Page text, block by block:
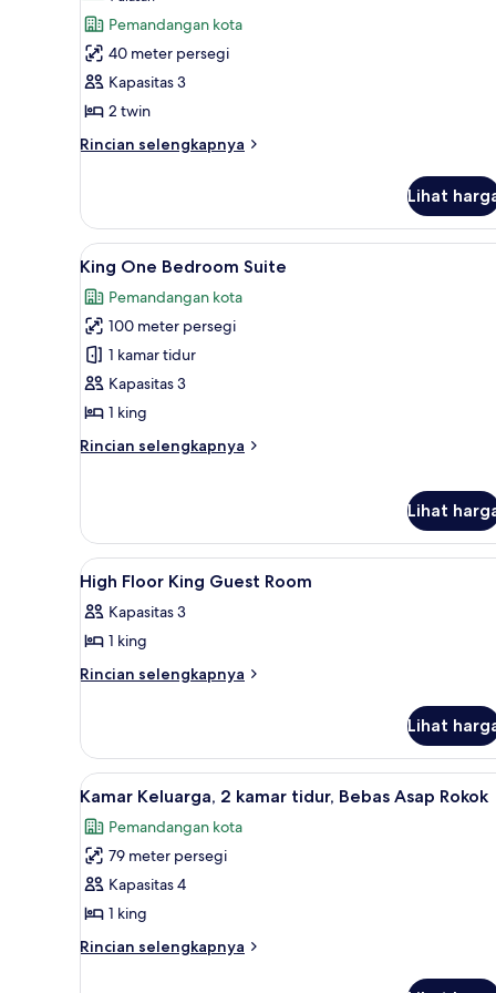
untuk
Twin
Guest
Room
High
Floor
ulasan)
Pemandangan kota
40 meter persegi
Kapasitas 3
2 twin
Rincian selengkapnya
Rincian
Twin
Guest
Room
High
Floor
Lihat
Lihat
semua
foto
untuk
King
One
Bedroom
Seprai premium, minibar,
9
King One Bedroom Suite
Pemandangan kota
100 meter persegi
1 kamar tidur
Kapasitas 3
1 king
Rincian selengkapnya
Rincian
One
Bedroom
Suite
Lihat
Lihat
semua
foto
untuk
High
Guest
Room
Seprai premium, minibar,
6
High Floor King Guest Room
Kapasitas 3
1 king
Rincian selengkapnya
Rincian
High
Floor
King
Room
Lihat
Lihat
semua
foto
untuk
Kamar
Keluarga,
2
kamar
Seprai premium, minibar,
13
Kamar Keluarga, 2 kamar tidur, Bebas Asap Rokok
Pemandangan kota
79 meter persegi
Kapasitas 4
1 king
Rincian selengkapnya
Rincian